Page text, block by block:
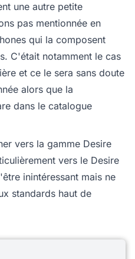
une autre petite
pas mentionnée en
qui la composent
C'était notamment le cas
et ce le sera sans doute
alors que la
dans le catalogue
vers la gamme Desire
vers le Desire
inintéressant mais ne
standards haut de